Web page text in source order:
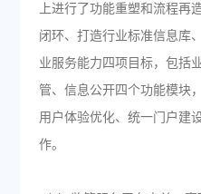
上进行了功能重塑和流程再
闭环、打造行业标准信息库
业服务能力四项目标，包括
管、信息公开四个功能模块
用户体验优化、统一门户建
作。